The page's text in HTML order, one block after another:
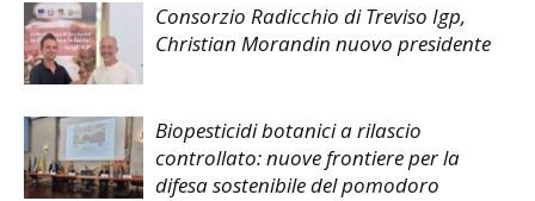
Consorzio Radicchio di Treviso Igp,
Christian Morandin nuovo presidente
Biopesticidi botanici a rilascio
controllato: nuove frontiere per la
difesa sostenibile del pomodoro